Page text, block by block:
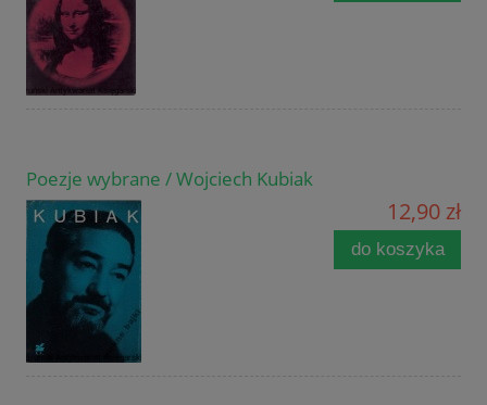
Poezje wybrane / Wojciech Kubiak
12,90 zł
do koszyka